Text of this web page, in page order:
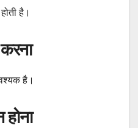
है।
है।
होना